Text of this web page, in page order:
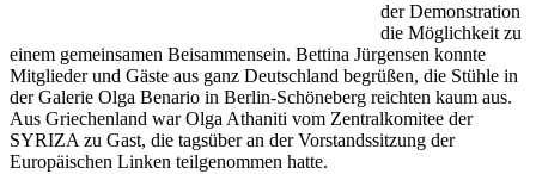
der Demonstration
die Möglichkeit zu
einem gemeinsamen Beisammensein. Bettina Jürgensen konnte
Mitglieder und Gäste aus ganz Deutschland begrüßen, die Stühle in
der Galerie Olga Benario in Berlin-Schöneberg reichten kaum aus.
Aus Griechenland war Olga Athaniti vom Zentralkomitee der
SYRIZA zu Gast, die tagsüber an der Vorstandssitzung der
Europäischen Linken teilgenommen hatte.